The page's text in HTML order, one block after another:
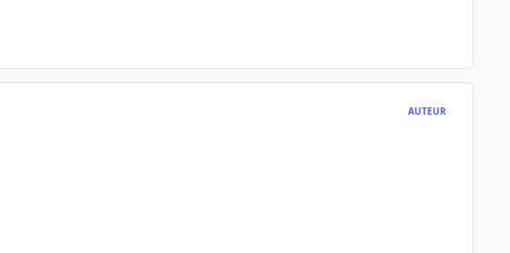
AUTEUR